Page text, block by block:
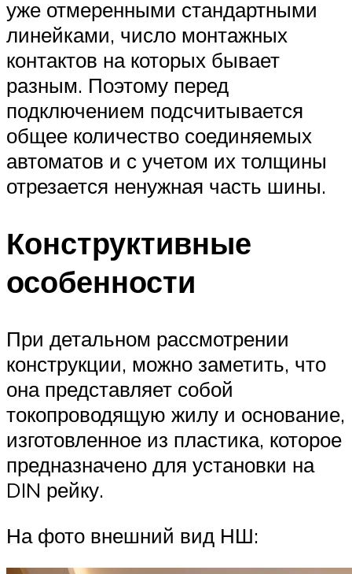
уже отмеренными стандартными
линейками, число монтажных
контактов на которых бывает
разным. Поэтому перед
подключением подсчитывается
общее количество соединяемых
автоматов и с учетом их толщины
отрезается ненужная часть шины.
Конструктивные
особенности
При детальном рассмотрении
конструкции, можно заметить, что
она представляет собой
токопроводящую жилу и основание,
изготовленное из пластика, которое
предназначено для установки на
DIN рейку.
На фото внешний вид НШ: